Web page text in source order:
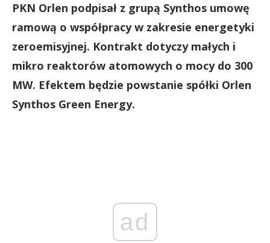
PKN Orlen podpisał z grupą Synthos umowę
ramową o współpracy w zakresie energetyki
zeroemisyjnej. Kontrakt dotyczy małych i
mikro reaktorów atomowych o mocy do 300
MW. Efektem będzie powstanie spółki Orlen
Synthos Green Energy.
ad